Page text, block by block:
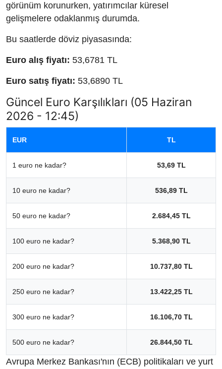
görünüm korunurken, yatırımcılar küresel
gelişmelere odaklanmış durumda.
Bu saatlerde döviz piyasasında:
Euro alış fiyatı: 53,6781 TL
Euro satış fiyatı: 53,6890 TL
Güncel Euro Karşılıkları (05 Haziran
2026 - 12:45)
EUR TL
1 euro ne kadar? 53,69 TL
10 euro ne kadar? 536,89 TL
50 euro ne kadar? 2.684,45 TL
100 euro ne kadar? 5.368,90 TL
200 euro ne kadar? 10.737,80 TL
250 euro ne kadar? 13.422,25 TL
300 euro ne kadar? 16.106,70 TL
500 euro ne kadar? 26.844,50 TL
Avrupa Merkez Bankası'nın (ECB) politikaları ve yurt